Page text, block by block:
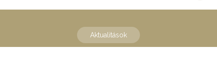
Aktualitások